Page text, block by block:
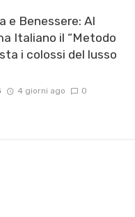
e Benessere: Al
Italiano il “Metodo
i colossi del lusso
4 giorni ago 0